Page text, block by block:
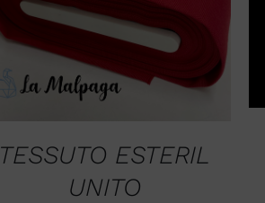
TESSUTO ESTERIL
UNITO